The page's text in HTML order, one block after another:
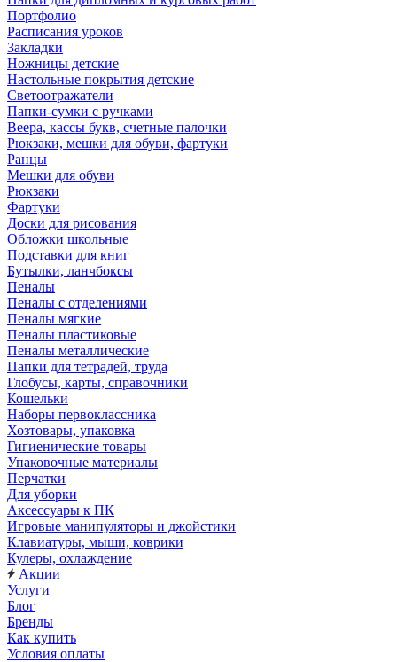
Портфолио
Расписания уроков
Закладки
Ножницы детские
Настольные покрытия детские
Светоотражатели
Папки-сумки с ручками
Веера, кассы букв, счетные палочки
Рюкзаки, мешки для обуви, фартуки
Ранцы
Мешки для обуви
Рюкзаки
Фартуки
Доски для рисования
Обложки школьные
Подставки для книг
Бутылки, ланчбоксы
Пеналы
Пеналы с отделениями
Пеналы мягкие
Пеналы пластиковые
Пеналы металлические
Папки для тетрадей, труда
Глобусы, карты, справочники
Кошельки
Наборы первоклассника
Хозтовары, упаковка
Гигиенические товары
Упаковочные материалы
Перчатки
Для уборки
Аксессуары к ПК
Игровые манипуляторы и джойстики
Клавиатуры, мыши, коврики
Кулеры, охлаждение
Акции
Услуги
Блог
Бренды
Как купить
Условия оплаты